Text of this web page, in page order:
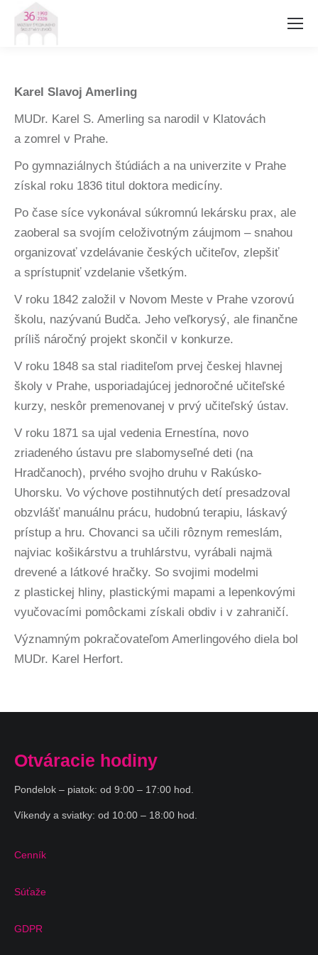
Karel Slavoj Amerling
MUDr. Karel S. Amerling sa narodil v Klatovách
a zomrel v Prahe.
Po gymnaziálnych štúdiách a na univerzite v Prahe
získal roku 1836 titul doktora medicíny.
Po čase síce vykonával súkromnú lekársku prax, ale
zaoberal sa svojím celoživotným záujmom – snahou
organizovať vzdelávanie českých učiteľov, zlepšiť
a sprístupniť vzdelanie všetkým.
V roku 1842 založil v Novom Meste v Prahe vzorovú
školu, nazývanú Budča. Jeho veľkorysý, ale finančne
príliš náročný projekt skončil v konkurze.
V roku 1848 sa stal riaditeľom prvej českej hlavnej
školy v Prahe, usporiadajúcej jednoročné učiteľské
kurzy, neskôr premenovanej v prvý učiteľský ústav.
V roku 1871 sa ujal vedenia Ernestína, novo
zriadeného ústavu pre slabomyseľné deti (na
Hradčanoch), prvého svojho druhu v Rakúsko-
Uhorsku. Vo výchove postihnutých detí presadzoval
obzvlášť manuálnu prácu, hudobnú terapiu, láskavý
prístup a hru. Chovanci sa učili rôznym remeslám,
najviac košikárstvu a truhlárstvu, vyrábali najmä
drevené a látkové hračky. So svojimi modelmi
z plastickej hliny, plastickými mapami a lepenkovými
vyučovacími pomôckami získali obdiv i v zahraničí.
Významným pokračovateľom Amerlingového diela bol
MUDr. Karel Herfort.
Otváracie hodiny
Pondelok – piatok: od 9:00 – 17:00 hod.
Víkendy a sviatky: od 10:00 – 18:00 hod.
Cenník
Súťaže
GDPR